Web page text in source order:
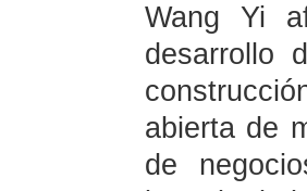
Wang Yi
desarrollo
abierta de
de